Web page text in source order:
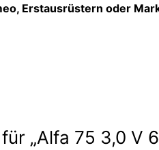
Erstausrüstern oder
„Alfa 75 3,0 V